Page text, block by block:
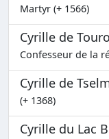
Martyr (+ 1566)
Cyrille de
Confesseur de la
Cyrille de
(+ 1368)
Cyrille du Lac